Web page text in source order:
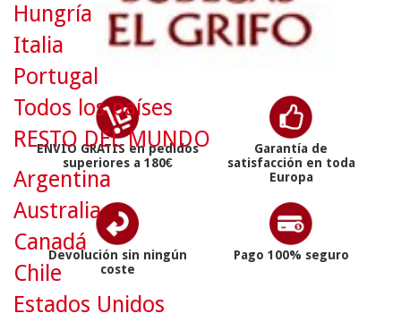
ENVÍO GRATIS en pedidos
superiores a 180€
Garantía de
satisfacción en toda
Europa
Devolución sin ningún
coste
Pago 100% seguro
Hungría
Italia
Portugal
Todos los países
RESTO DEL MUNDO
Argentina
Australia
Canadá
Chile
Estados Unidos